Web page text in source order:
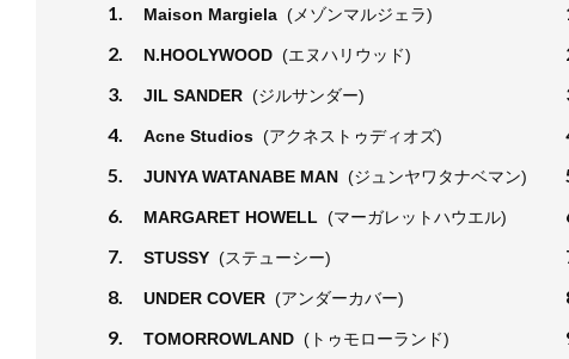
1. Maison Margiela (メゾンマルジェラ)
2. N.HOOLYWOOD (エヌハリウッド)
3. JIL SANDER (ジルサンダー)
4. Acne Studios (アクネストゥディオズ)
5. JUNYA WATANABE MAN (ジュンヤワタナベマン)
6. MARGARET HOWELL (マーガレットハウエル)
7. STUSSY (ステューシー)
8. UNDER COVER (アンダーカバー)
9. TOMORROWLAND (トゥモローランド)